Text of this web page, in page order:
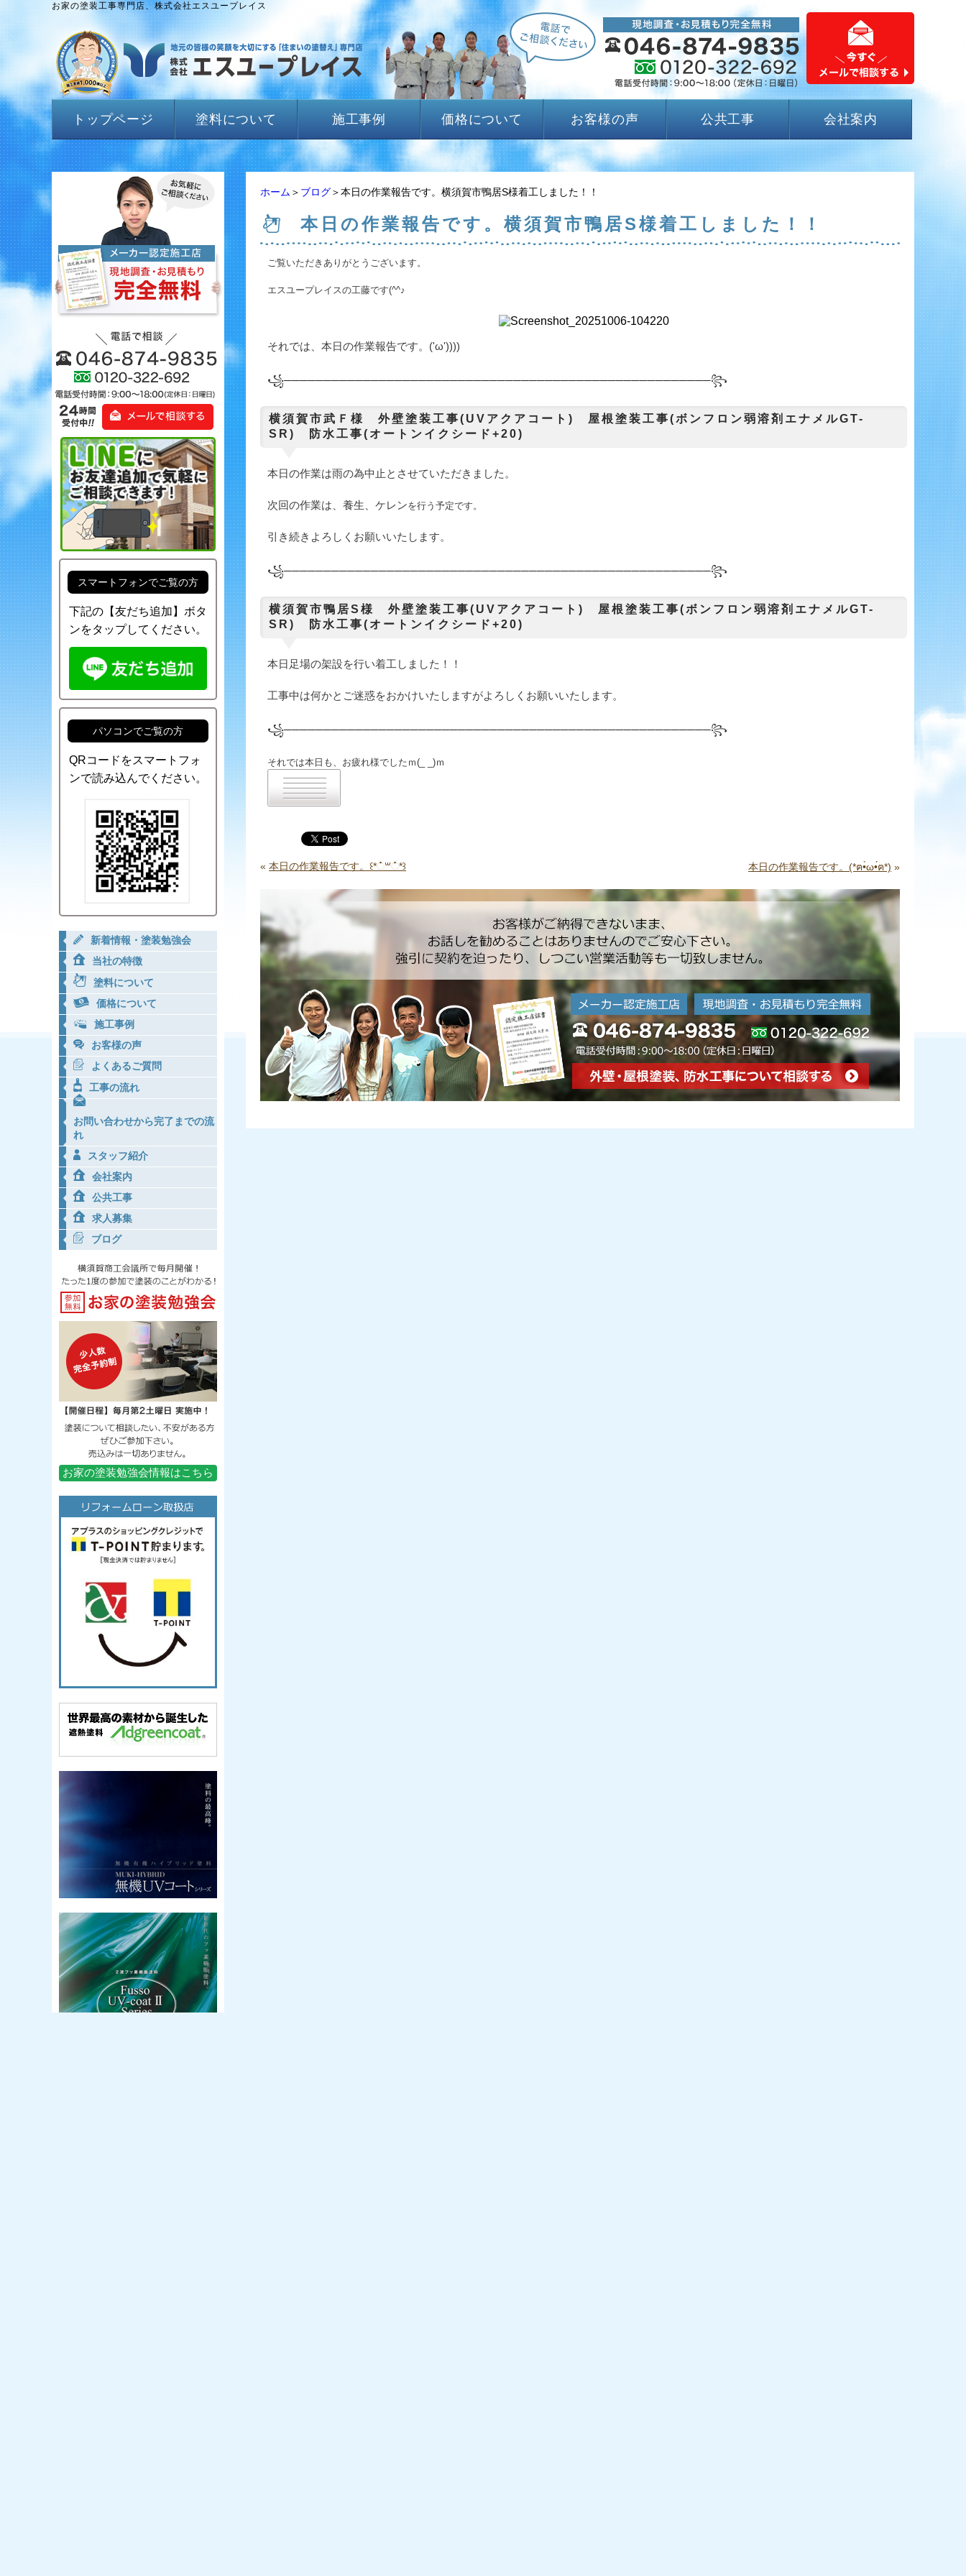
お家の塗装工事専門店、株式会社エスユープレイス
トップページ 塗料について 施工事例 価格について お客様の声 公共工事 会社案内
ホーム ＞ ブログ＞本日の作業報告です。横須賀市鴨居S様着工しました！！
本日の作業報告です。横須賀市鴨居S様着工しました！！
ご覧いただきありがとうございます。
エスユープレイスの工藤です(^^♪
それでは、本日の作業報告です。('ω'))))
꧁──────────────────────────────────────────────────────꧂
横須賀市武Ｆ様 外壁塗装工事(UVアクアコート) 屋根塗装工事(ボンフロン弱溶剤エナメルGT-
SR) 防水工事(オートンイクシード+20)
本日の作業は雨の為中止とさせていただきました。
次回の作業は、養生、ケレンを行う予定です。
引き続きよろしくお願いいたします。
꧁──────────────────────────────────────────────────────꧂
横須賀市鴨居S様 外壁塗装工事(UVアクアコート) 屋根塗装工事(ボンフロン弱溶剤エナメルGT-
SR) 防水工事(オートンイクシード+20)
本日足場の架設を行い着工しました！！
工事中は何かとご迷惑をおかけいたしますがよろしくお願いいたします。
꧁──────────────────────────────────────────────────────꧂
それでは本日も、お疲れ様でした ｍ(_ _)ｍ
« 本日の作業報告です。꒰*்꒳்*꒱ 本日の作業報告です。(*ฅ•̀ω•́ฅ*) »
スマートフォンでご覧の方
下記の【友だち追加】ボタ
ンをタップしてください。
パソコンでご覧の方
QRコードをスマートフォ
ンで読み込んでください。
新着情報・塗装勉強会
当社の特徴
塗料について
価格について
施工事例
お客様の声
よくあるご質問
工事の流れ
お問い合わせから完了までの流
れ
スタッフ紹介
会社案内
公共工事
求人募集
ブログ
お家の塗装勉強会情報はこちら